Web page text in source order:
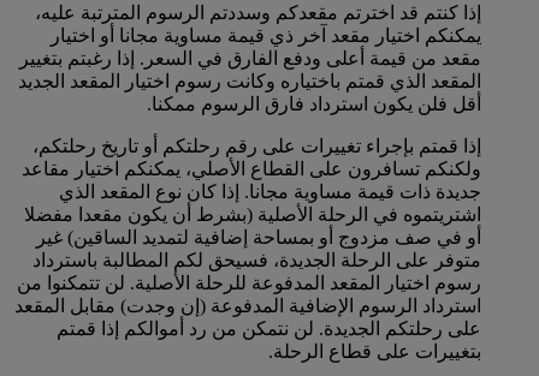
إذا كنتم قد اخترتم مقعدكم وسددتم الرسوم المترتبة عليه،
يمكنكم اختيار مقعد آخر ذي قيمة مساوية مجانا أو اختيار
مقعد من قيمة أعلى ودفع الفارق في السعر. إذا رغبتم بتغيير
المقعد الذي قمتم باختياره وكانت رسوم اختيار المقعد الجديد
أقل فلن يكون استرداد فارق الرسوم ممكنا.
إذا قمتم بإجراء تغييرات على رقم رحلتكم أو تاريخ رحلتكم،
ولكنكم تسافرون على القطاع الأصلي، يمكنكم اختيار مقاعد
جديدة ذات قيمة مساوية مجانا. إذا كان نوع المقعد الذي
اشتريتموه في الرحلة الأصلية (بشرط أن يكون مقعدا مفضلا
أو في صف مزدوج أو بمساحة إضافية لتمديد الساقين) غير
متوفر على الرحلة الجديدة، فسيحق لكم المطالبة باسترداد
رسوم اختيار المقعد المدفوعة للرحلة الأصلية. لن تتمكنوا من
استرداد الرسوم الإضافية المدفوعة (إن وجدت) مقابل المقعد
على رحلتكم الجديدة. لن نتمكن من رد أموالكم إذا قمتم
بتغييرات على قطاع الرحلة.